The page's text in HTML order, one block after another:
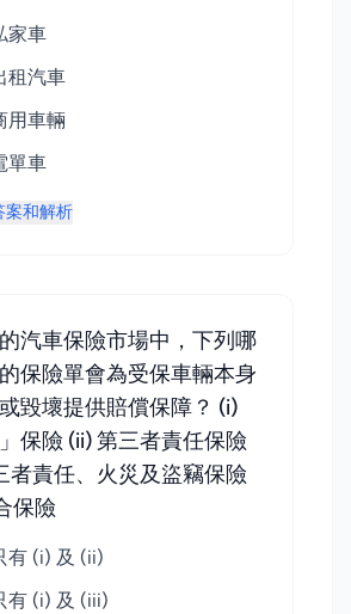
家車
租汽車
用車輛
單車
案和解析
汽車保險市場中，下列哪
保險單會為受保車輛本身
毀壞提供賠償保障？ (i)
」保險 (ii) 第三者責任保險
者責任、火災及盜竊保險
保險
有 (i) 及 (ii)
有 (i) 及 (iii)